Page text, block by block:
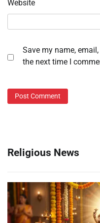
Website
Save my name,
the next time I
Religious News